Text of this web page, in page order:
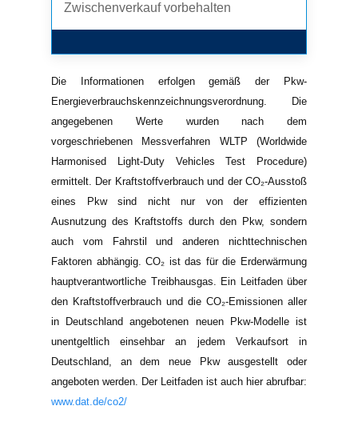
Zwischenverkauf vorbehalten
Die Informationen erfolgen gemäß der Pkw-
Energieverbrauchskennzeichnungsverordnung. Die
angegebenen Werte wurden nach dem
vorgeschriebenen Messverfahren WLTP (Worldwide
Harmonised Light-Duty Vehicles Test Procedure)
ermittelt. Der Kraftstoffverbrauch und der CO₂-Ausstoß
eines Pkw sind nicht nur von der effizienten
Ausnutzung des Kraftstoffs durch den Pkw, sondern
auch vom Fahrstil und anderen nichttechnischen
Faktoren abhängig. CO₂ ist das für die Erderwärmung
hauptverantwortliche Treibhausgas. Ein Leitfaden über
den Kraftstoffverbrauch und die CO₂-Emissionen aller
in Deutschland angebotenen neuen Pkw-Modelle ist
unentgeltlich einsehbar an jedem Verkaufsort in
Deutschland, an dem neue Pkw ausgestellt oder
angeboten werden. Der Leitfaden ist auch hier abrufbar:
www.dat.de/co2/